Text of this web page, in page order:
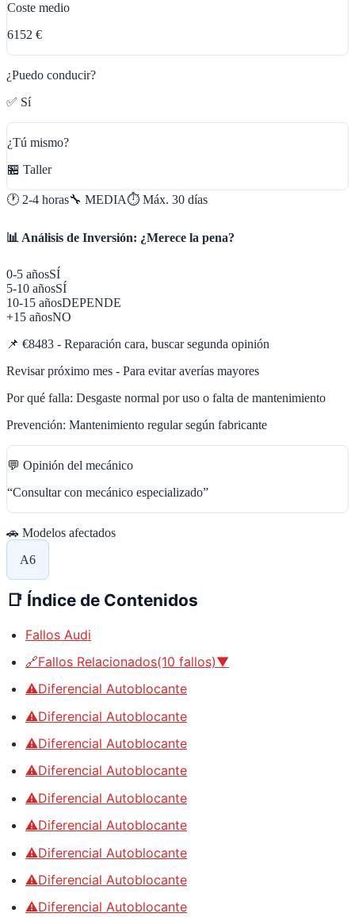
Coste medio
6152 €
¿Puedo conducir?
✅ Sí
¿Tú mismo?
🏪 Taller
🕐 2-4 horas🔧 MEDIA⏱️ Máx. 30 días
📊 Análisis de Inversión: ¿Merece la pena?
0-5 añosSÍ
5-10 añosSÍ
10-15 añosDEPENDE
+15 añosNO
📌 €8483 - Reparación cara, buscar segunda opinión
Revisar próximo mes - Para evitar averías mayores
Por qué falla: Desgaste normal por uso o falta de mantenimiento
Prevención: Mantenimiento regular según fabricante
💬 Opinión del mecánico
“Consultar con mecánico especializado”
🚗 Modelos afectados
A6
📑 Índice de Contenidos
Fallos Audi
🔗Fallos Relacionados(10 fallos)▼
⚠️Diferencial Autoblocante
⚠️Diferencial Autoblocante
⚠️Diferencial Autoblocante
⚠️Diferencial Autoblocante
⚠️Diferencial Autoblocante
⚠️Diferencial Autoblocante
⚠️Diferencial Autoblocante
⚠️Diferencial Autoblocante
⚠️Diferencial Autoblocante